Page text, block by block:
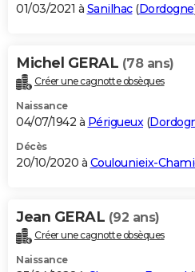
01/03/2021 à Sanilhac(Dordogne
Michel GERAL (78 ans)
Créer une cagnotte obsèques
Naissance
04/07/1942 à Périgueux(
Décès
20/10/2020 à Coulounieix-
Jean GERAL (92 ans)
Créer une cagnotte obsèques
Naissance